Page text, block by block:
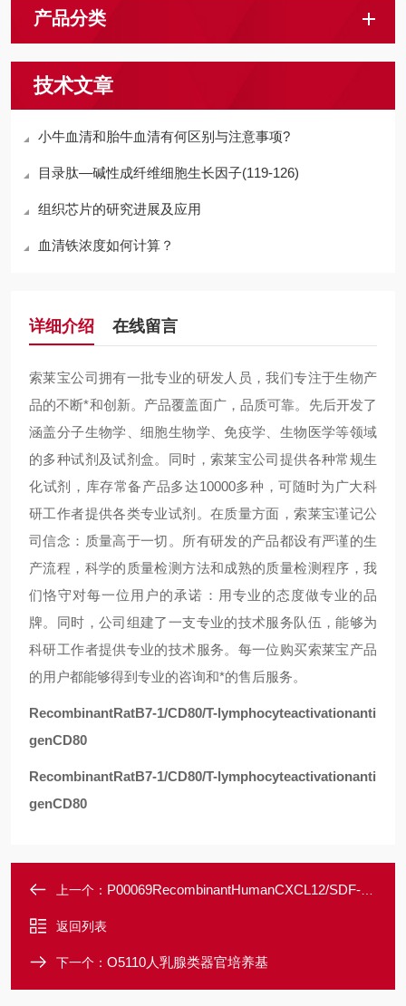
产品分类
技术文章
小牛血清和胎牛血清有何区别与注意事项?
目录肽—碱性成纤维细胞生长因子(119-126)
组织芯片的研究进展及应用
血清铁浓度如何计算？
详细介绍 在线留言
索莱宝公司拥有一批专业的研发人员，我们专注于生物产
品的不断*和创新。产品覆盖面广，品质可靠。先后开发了
涵盖分子生物学、细胞生物学、免疫学、生物医学等领域
的多种试剂及试剂盒。同时，索莱宝公司提供各种常规生
化试剂，库存常备产品多达10000多种，可随时为广大科
研工作者提供各类专业试剂。在质量方面，索莱宝谨记公
司信念：质量高于一切。所有研发的产品都设有严谨的生
产流程，科学的质量检测方法和成熟的质量检测程序，我
们恪守对每一位用户的承诺：用专业的态度做专业的品
牌。同时，公司组建了一支专业的技术服务队伍，能够为
科研工作者提供专业的技术服务。每一位购买索莱宝产品
的用户都能够得到专业的咨询和*的售后服务。
RecombinantRatB7-1/CD80/T-lymphocyteactivationanti
genCD80
RecombinantRatB7-1/CD80/T-lymphocyteactivationanti
genCD80
上一个： P00069RecombinantHumanCXCL12/SDF-1(19-93)
返回列表
下一个： O5110人乳腺类器官培养基